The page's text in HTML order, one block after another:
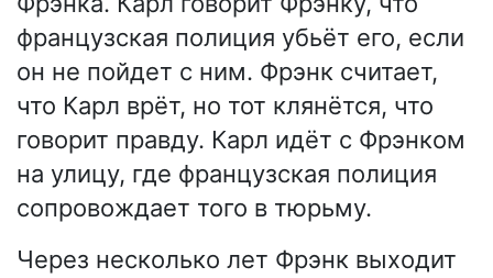
французская полиция убьёт его, если
он не пойдет с ним. Фрэнк считает,
что Карл врёт, но тот клянётся, что
говорит правду. Карл идёт с Фрэнком
на улицу, где французская полиция
сопровождает того в тюрьму.
Через несколько лет Фрэнк выходит